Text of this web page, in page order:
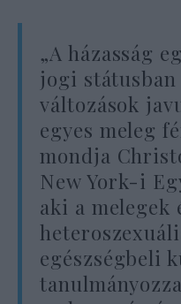
„A házasság
jogi
változások
egyes meleg
mondja
New York-i
aki a melegek
egészségbeli